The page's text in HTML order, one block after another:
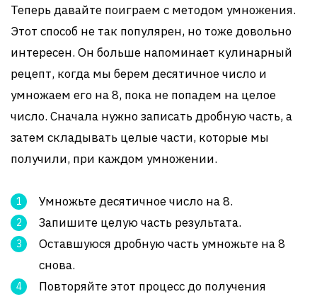
Теперь давайте поиграем с методом умножения.
Этот способ не так популярен, но тоже довольно
интересен. Он больше напоминает кулинарный
рецепт, когда мы берем десятичное число и
умножаем его на 8, пока не попадем на целое
число. Сначала нужно записать дробную часть, а
затем складывать целые части, которые мы
получили, при каждом умножении.
Умножьте десятичное число на 8.
Запишите целую часть результата.
Оставшуюся дробную часть умножьте на 8
снова.
Повторяйте этот процесс до получения